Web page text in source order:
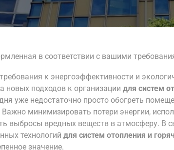
в соответствии с вашими
к энергоэффективности и
новых подходов к организации для систем
уже недостаточно просто обогреть
минимизировать потери энергии,
выбросы вредных веществ в атмосферу. В
технологий для систем отопления и
значение.